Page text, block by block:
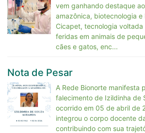
vem ganhando destaque
amazônica, biotecnologia
Cicapet, tecnologia
feridas em animais de
cães e gatos, enc...
Nota de Pesar
A Rede Bionorte manifesta
falecimento de Izildinha de
ocorrido em 05 de abril de
integrou o corpo docente
contribuindo com sua